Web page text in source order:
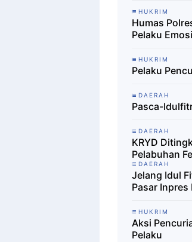
HUKRIM
Humas
Pelaku
HUKRIM
Pelaku
DAERAH
Pasca-
DAERAH
KRYD
Pelabuhan
DAERAH
Jelang Idul
Pasar Inpres
HUKRIM
Aksi
Pelaku